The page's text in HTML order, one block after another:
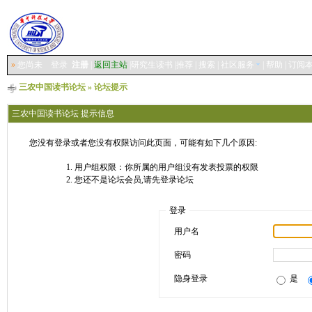
»您尚未 登录 注册 返回主站| 研究生读书 推荐 搜索 社区服务 帮助 订阅
三农中国读书论坛» 论坛提示
三农中国读书论坛 提示信息
您没有登录或者您没有权限访问此页面，可能有如下几个原因:
用户组权限：你所属的用户组没有发表投票的权限
您还不是论坛会员,请先登录论坛
登录
用户名
密码
隐身登录 是